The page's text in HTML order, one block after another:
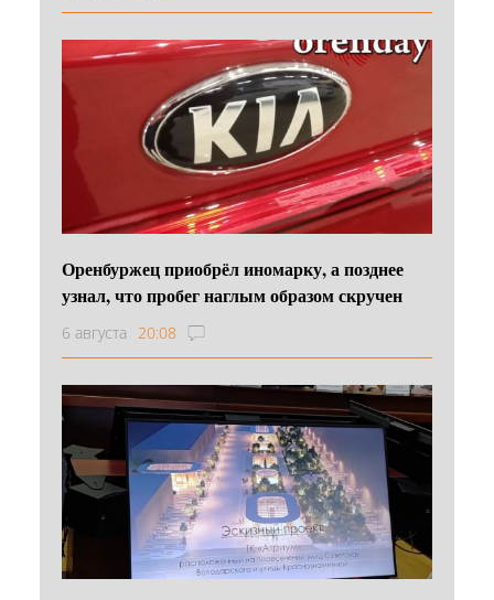
Оренбуржец приобрёл иномарку, а позднее
узнал, что пробег наглым образом скручен
6 августа 20:08